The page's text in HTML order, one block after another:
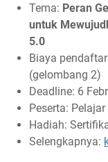
Tema: Peran
untuk
5.0
Biaya
(gelombang 2)
Deadline: 6
Peserta:
Hadiah:
Selengkapnya: